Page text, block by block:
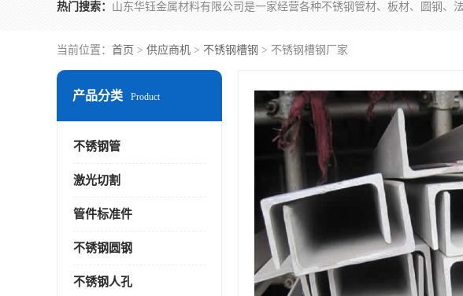
热门搜索：
当前位置： 首页 > 供应商机 > 不锈钢槽钢 > 不锈钢槽钢厂家
产品分类 Product
不锈钢管
激光切割
管件标准件
不锈钢圆钢
不锈钢人孔